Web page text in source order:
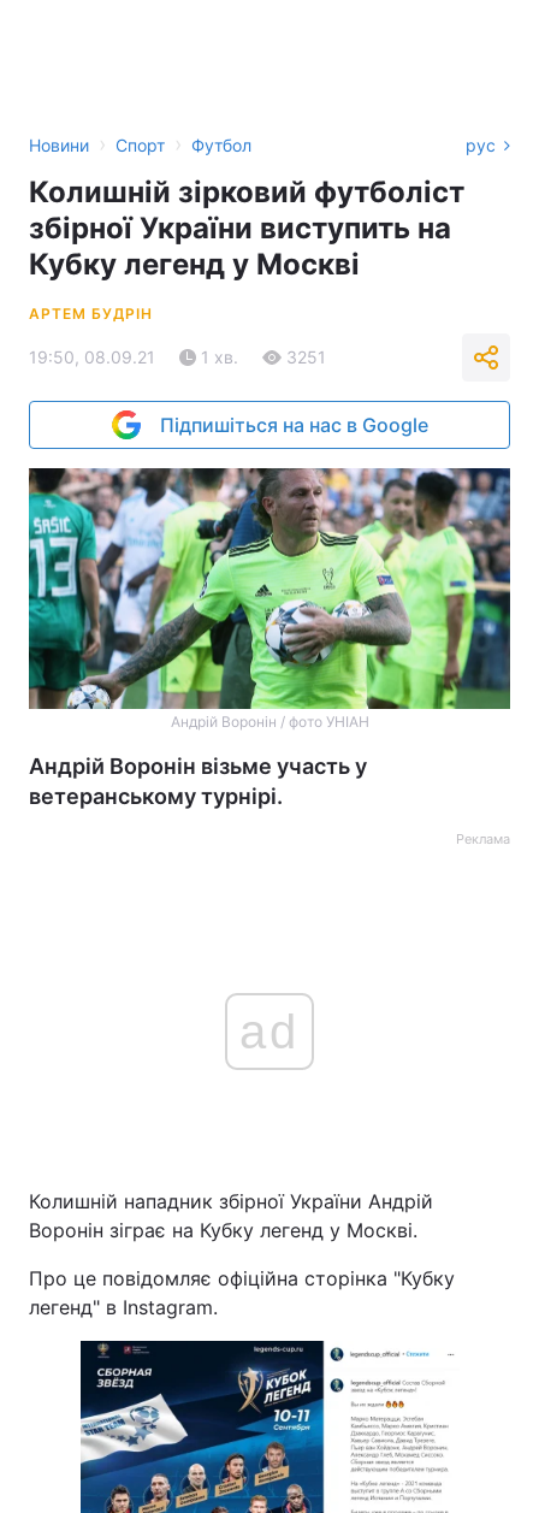
Новини › Спорт › Футбол рус
Колишній зірковий футболіст
збірної України виступить на
Кубку легенд у Москві
АРТЕМ БУДРІН
19:50, 08.09.21 1 хв. 3251
Підпишіться на нас в Google
Андрій Воронін / фото УНІАН
Андрій Воронін візьме участь у
ветеранському турнірі.
Реклама
ad
Колишній нападник збірної України Андрій
Воронін зіграє на Кубку легенд у Москві.
Про це повідомляє офіційна сторінка "Кубку
легенд" в Instagram.